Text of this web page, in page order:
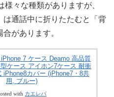
々な種類がありますが、
通話中に折りたたむと「背
があります。
7 ケース Deamo 高品質
ケース アイホン7ケース 耐衝
iPhone8カバー (iPhone7・8共
用, ブルー)
with カエレバ